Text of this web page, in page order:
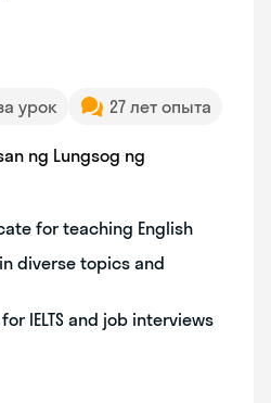
урок 27 лет опыта
ng Lungsog ng
for teaching English
diverse topics and
IELTS and job interviews